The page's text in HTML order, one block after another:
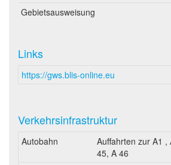
Gebietsausweisung
Links
https://gws.blis-online.eu
Verkehrsinfrastruktur
Autobahn
Auffahrten zur A1 ,
45, A 46